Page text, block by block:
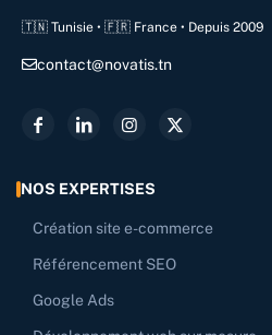
🇹🇳 Tunisie • 🇫🇷 France • Depuis 2009
contact@novatis.tn
NOS EXPERTISES
Création site e-commerce
Référencement SEO
Google Ads